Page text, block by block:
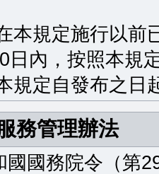
本規定施行以前
日內，按照本規
規定自發布之日
務管理辦法
國國務院令（第